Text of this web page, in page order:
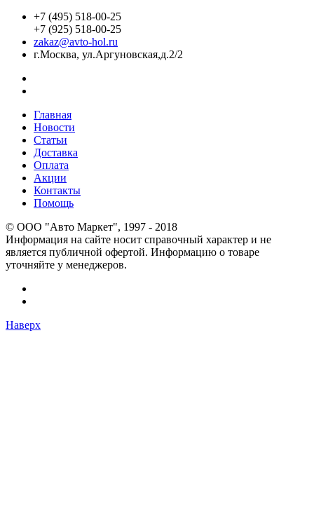
+7 (495) 518-00-25
+7 (925) 518-00-25
zakaz@avto-hol.ru
г.Москва, ул.Аргуновская,д.2/2
Главная
Новости
Статьи
Доставка
Оплата
Акции
Контакты
Помощь
© OOO "Авто Маркет", 1997 - 2018
Информация на сайте носит справочный характер и не
является публичной офертой. Информацию о товаре
уточняйте у менеджеров.
Наверх